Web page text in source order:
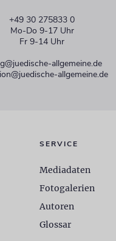
+49 30 275833 0
Mo-Do 9-17 Uhr
Fr 9-14 Uhr
allgemeine.de
allgemeine.de
SERVICE
Mediadaten
Fotogalerien
Autoren
Glossar